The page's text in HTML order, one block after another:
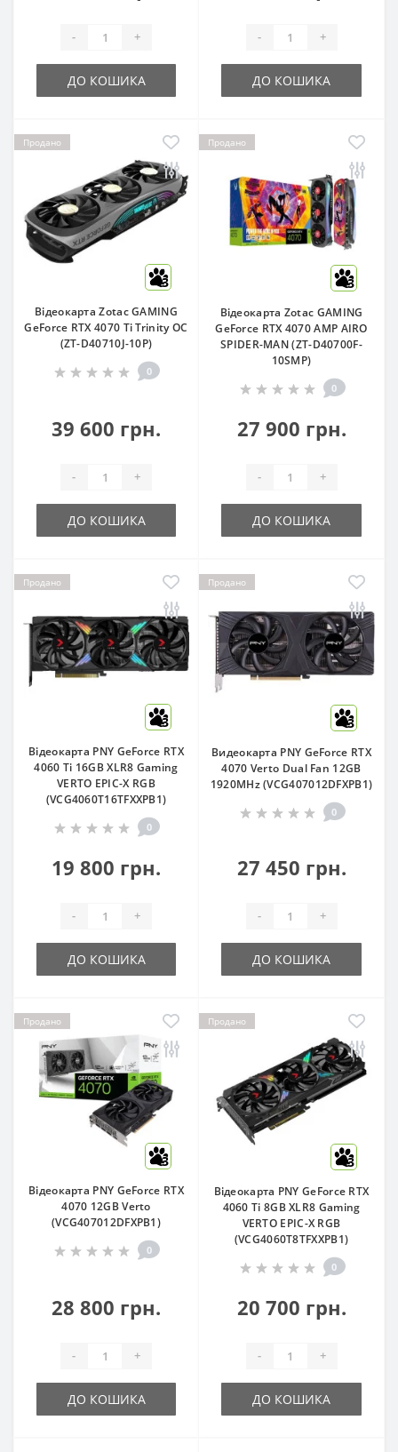
- +
ДО КОШИКА
- +
ДО КОШИКА
Продано
3
Відеокарта Zotac GAMING
GeForce RTX 4070 Ti Trinity OC
(ZT-D40710J-10P)
0
39 600 грн.
- +
ДО КОШИКА
Продано
3
Відеокарта Zotac GAMING
GeForce RTX 4070 AMP AIRO
SPIDER-MAN (ZT-D40700F-
10SMP)
0
27 900 грн.
- +
ДО КОШИКА
Продано
3
Відеокарта PNY GeForce RTX
4060 Ti 16GB XLR8 Gaming
VERTO EPIC-X RGB
(VCG4060T16TFXXPB1)
0
19 800 грн.
- +
ДО КОШИКА
Продано
3
Видеокарта PNY GeForce RTX
4070 Verto Dual Fan 12GB
1920MHz (VCG407012DFXPB1)
0
27 450 грн.
- +
ДО КОШИКА
Продано
3
Відеокарта PNY GeForce RTX
4070 12GB Verto
(VCG407012DFXPB1)
0
28 800 грн.
- +
ДО КОШИКА
Продано
3
Відеокарта PNY GeForce RTX
4060 Ti 8GB XLR8 Gaming
VERTO EPIC-X RGB
(VCG4060T8TFXXPB1)
0
20 700 грн.
- +
ДО КОШИКА